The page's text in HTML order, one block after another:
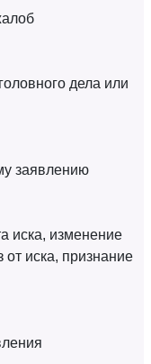
дела или
заявлению
иска, изменение
от иска, признание